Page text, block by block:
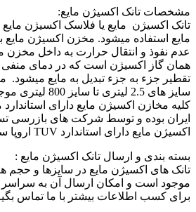
مشخصات تانک اکسیژن مایع:
تانک اکسیژن مایع یا فلاسک اکسیژن مایع
مایع استفاده میشود. مخزن اکسیژن مایع
عدم نفوذ و انتقال حرارت به داخل مخزن
تقطیر جزء به جزء تبدیل به مایع میشود.
سایز های 2.5 لیتری تا سایز 800 لیتری موجود و قابل ارائه میباشد
کلیه مخازن اکسیژن مایع دارای استاندارد
ایران بوده و توسط شرکت های بازرسی
اکسیژن مایع دارای استاندارد
بسته بندی و ارسال تانک اکسیژن مایع :
تانک های اکسیژن مایع در سایزها و حجم
موجود است و امکان ارسال آن به سراسر
برای کسب اطلاعات بیشتر با ما تماس